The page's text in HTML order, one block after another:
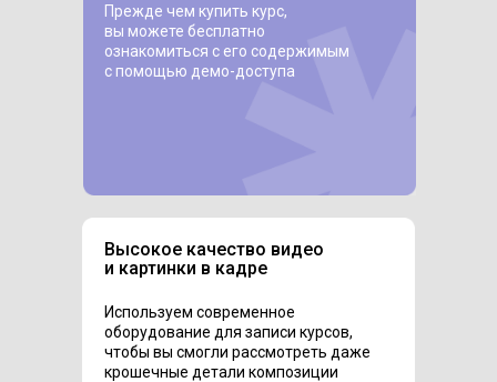
Используем современное
оборудование для записи курсов,
чтобы вы смогли рассмотреть даже
крошечные детали композиции
Высокое качество видео
и картинки в кадре
Прежде чем купить курс,
вы можете бесплатно
ознакомиться с его содержимым
с помощью демо-доступа